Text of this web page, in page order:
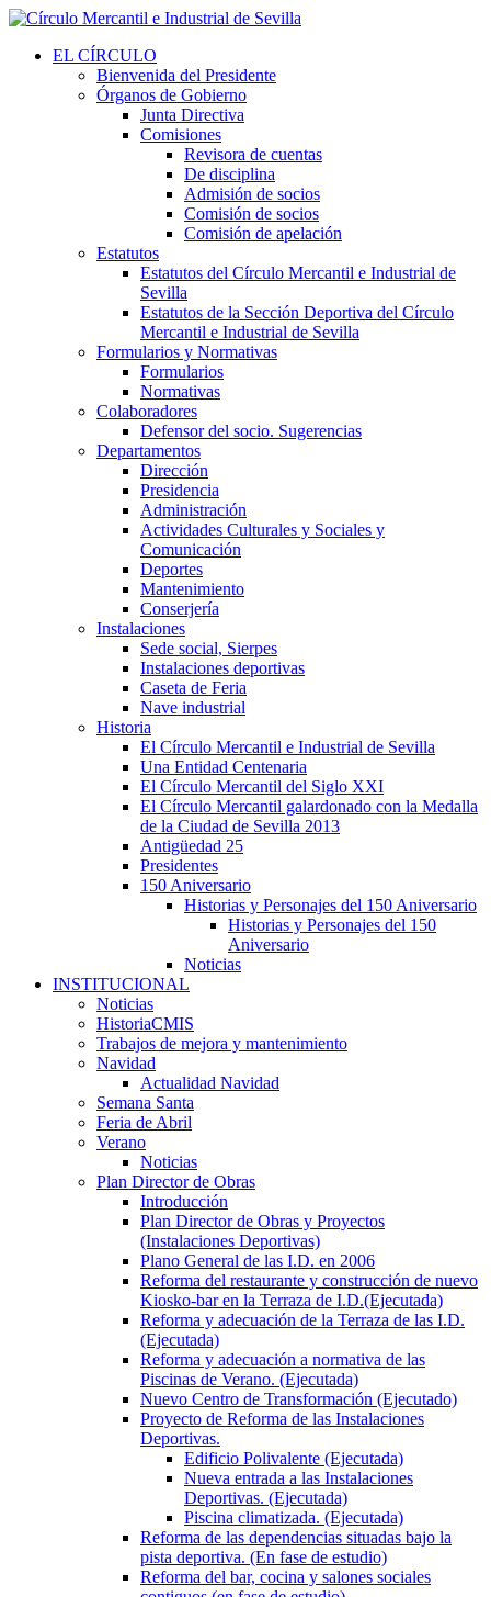
EL CÍRCULO
Bienvenida del Presidente
Órganos de Gobierno
Junta Directiva
Comisiones
Revisora de cuentas
De disciplina
Admisión de socios
Comisión de socios
Comisión de apelación
Estatutos
Estatutos del Círculo Mercantil e Industrial de
Sevilla
Estatutos de la Sección Deportiva del Círculo
Mercantil e Industrial de Sevilla
Formularios y Normativas
Formularios
Normativas
Colaboradores
Defensor del socio. Sugerencias
Departamentos
Dirección
Presidencia
Administración
Actividades Culturales y Sociales y
Comunicación
Deportes
Mantenimiento
Conserjería
Instalaciones
Sede social, Sierpes
Instalaciones deportivas
Caseta de Feria
Nave industrial
Historia
El Círculo Mercantil e Industrial de Sevilla
Una Entidad Centenaria
El Círculo Mercantil del Siglo XXI
El Círculo Mercantil galardonado con la Medalla
de la Ciudad de Sevilla 2013
Antigüedad 25
Presidentes
150 Aniversario
Historias y Personajes del 150 Aniversario
Historias y Personajes del 150
Aniversario
Noticias
INSTITUCIONAL
Noticias
HistoriaCMIS
Trabajos de mejora y mantenimiento
Navidad
Actualidad Navidad
Semana Santa
Feria de Abril
Verano
Noticias
Plan Director de Obras
Introducción
Plan Director de Obras y Proyectos
(Instalaciones Deportivas)
Plano General de las I.D. en 2006
Reforma del restaurante y construcción de nuevo
Kiosko-bar en la Terraza de I.D.(Ejecutada)
Reforma y adecuación de la Terraza de las I.D.
(Ejecutada)
Reforma y adecuación a normativa de las
Piscinas de Verano. (Ejecutada)
Nuevo Centro de Transformación (Ejecutado)
Proyecto de Reforma de las Instalaciones
Deportivas.
Edificio Polivalente (Ejecutada)
Nueva entrada a las Instalaciones
Deportivas. (Ejecutada)
Piscina climatizada. (Ejecutada)
Reforma de las dependencias situadas bajo la
pista deportiva. (En fase de estudio)
Reforma del bar, cocina y salones sociales